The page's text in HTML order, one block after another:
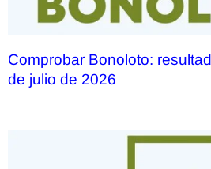
Comprobar Bonoloto:
de julio de 2026